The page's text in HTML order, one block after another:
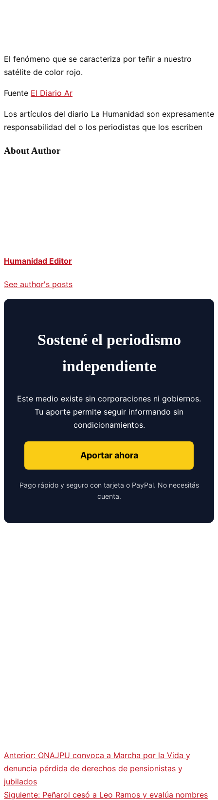
El fenómeno que se caracteriza por teñir a nuestro
satélite de color rojo.
Fuente El Diario Ar
Los artículos del diario La Humanidad son expresamente
responsabilidad del o los periodistas que los escriben
About Author
Humanidad Editor
See author's posts
Sostené el periodismo
independiente
Este medio existe sin corporaciones ni gobiernos.
Tu aporte permite seguir informando sin
condicionamientos.
Aportar ahora
Pago rápido y seguro con tarjeta o PayPal. No necesitás
cuenta.
Navegación
de
Anterior: ONAJPU convoca a Marcha por la Vida y
denuncia pérdida de derechos de pensionistas y
jubilados
Siguiente: Peñarol cesó a Leo Ramos y evalúa nombres